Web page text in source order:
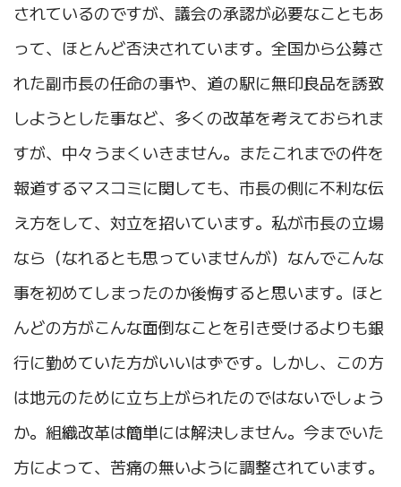
されているのですが、議会の承認が必要なこともあ
って、ほとんど否決されています。全国から公募さ
れた副市長の任命の事や、道の駅に無印良品を誘致
しようとした事など、多くの改革を考えておられま
すが、中々うまくいきません。またこれまでの件を
報道するマスコミに関しても、市長の側に不利な伝
え方をして、対立を招いています。私が市長の立場
なら（なれるとも思っていませんが）なんでこんな
事を初めてしまったのか後悔すると思います。ほと
んどの方がこんな面倒なことを引き受けるよりも銀
行に勤めていた方がいいはずです。しかし、この方
は地元のために立ち上がられたのではないでしょう
か。組織改革は簡単には解決しません。今までいた
方によって、苦痛の無いように調整されています。